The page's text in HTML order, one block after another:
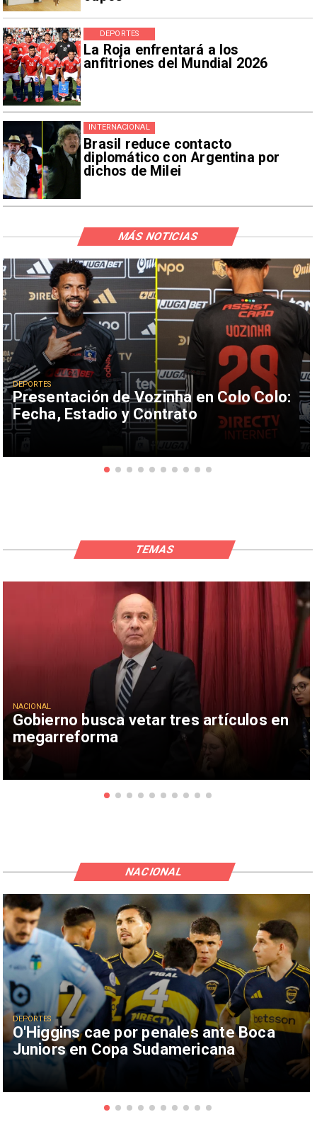
La Roja enfrentará a los
anfitriones del Mundial 2026
DEPORTES
Brasil reduce contacto
diplomático con Argentina por
dichos de Milei
INTERNACIONAL
Presentación de Vozinha en Colo Colo:
Fecha, Estadio y Contrato
DEPORTES
MÁS NOTICIAS
Gobierno busca vetar tres artículos en
megarreforma
NACIONAL
TEMAS
O'Higgins cae por penales ante Boca
Juniors en Copa Sudamericana
DEPORTES
NACIONAL